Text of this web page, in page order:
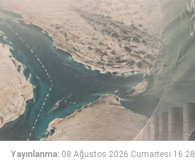
Yayınlanma: 08 Ağustos 2026 Cumartesi 16:28